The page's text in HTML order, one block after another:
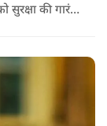
की गारंटी